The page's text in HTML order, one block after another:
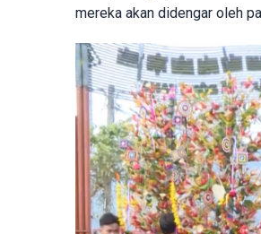
mereka akan didengar oleh